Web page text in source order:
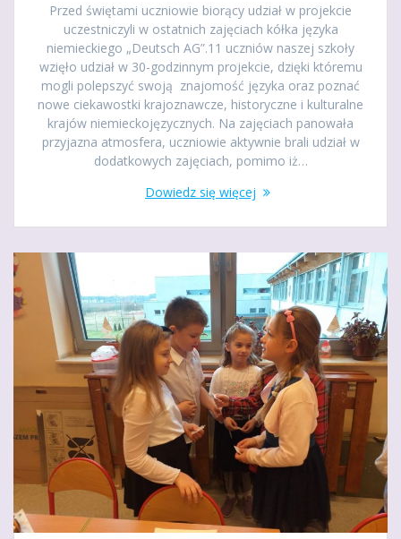
Przed świętami uczniowie biorący udział w projekcie
uczestniczyli w ostatnich zajęciach kółka języka
niemieckiego „Deutsch AG”.11 uczniów naszej szkoły
wzięło udział w 30-godzinnym projekcie, dzięki któremu
mogli polepszyć swoją znajomość języka oraz poznać
nowe ciekawostki krajoznawcze, historyczne i kulturalne
krajów niemieckojęzycznych. Na zajęciach panowała
przyjazna atmosfera, uczniowie aktywnie brali udział w
dodatkowych zajęciach, pomimo iż…
Dowiedz się więcej